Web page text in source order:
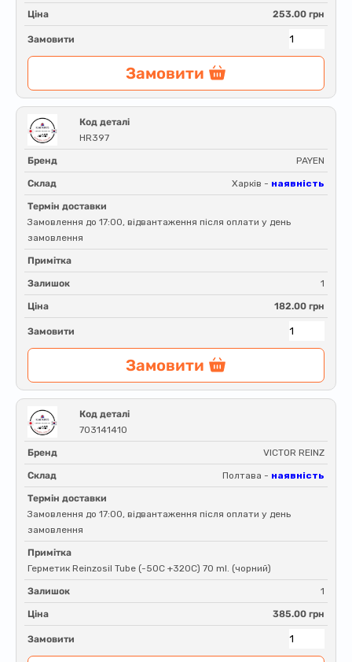
Ціна 253.00 грн
Замовити
Замовити
Код деталі
HR397
Бренд PAYEN
Склад Харків - наявність
Термін доставки
Замовлення до 17:00, відвантаження після оплати у день
замовлення
Примітка
Залишок 1
Ціна 182.00 грн
Замовити
Замовити
Код деталі
703141410
Бренд VICTOR REINZ
Склад Полтава - наявність
Термін доставки
Замовлення до 17:00, відвантаження після оплати у день
замовлення
Примітка
Герметик Reinzosil Tube (-50C +320C) 70 ml. (чорний)
Залишок 1
Ціна 385.00 грн
Замовити